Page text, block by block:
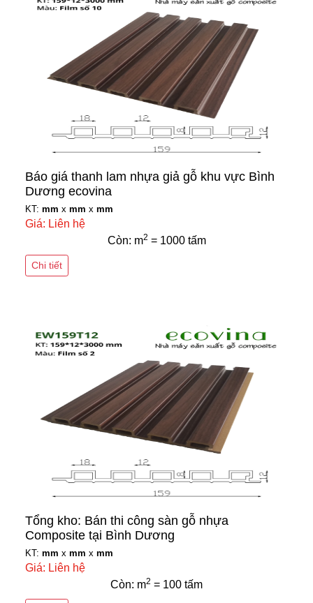
Báo giá thanh lam nhựa giả gỗ khu vực Bình
Dương ecovina
KT: mm x mm x mm
Giá: Liên hệ
Còn: m2 = 1000 tấm
Chi tiết
Tổng kho: Bán thi công sàn gỗ nhựa
Composite tại Bình Dương
KT: mm x mm x mm
Giá: Liên hệ
Còn: m2 = 100 tấm